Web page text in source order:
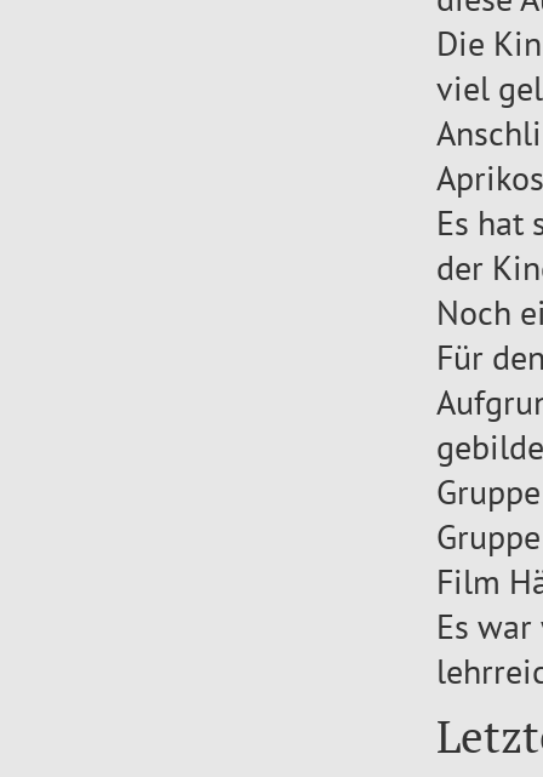
Die
viel
Es hat
der
Noch
Für
Film
Es